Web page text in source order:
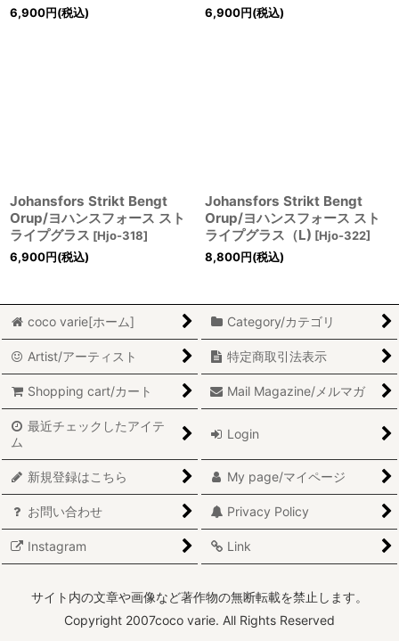
6,900円(税込)
6,900円(税込)
Johansfors Strikt Bengt
Orup/ヨハンスフォース スト
ライプグラス [Hjo-318]
6,900円(税込)
Johansfors Strikt Bengt
Orup/ヨハンスフォース スト
ライプグラス（L) [Hjo-322]
8,800円(税込)
coco varie[ホーム] Category/カテゴリ
Artist/アーティスト 特定商取引法表示
Shopping cart/カート Mail Magazine/メルマガ
最近チェックしたアイテ
ム
Login
新規登録はこちら My page/マイページ
お問い合わせ Privacy Policy
Instagram Link
サイト内の文章や画像など著作物の無断転載を禁止します。
Copyright 2007coco varie. All Rights Reserved